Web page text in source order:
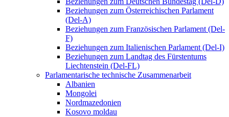
Beziehungen zum Österreichischen Parlament
(Del-A)
Beziehungen zum Französischen Parlament (Del-
F)
Beziehungen zum Italienischen Parlament (Del-I)
Beziehungen zum Landtag des Fürstentums
Liechtenstein (Del-FL)
Parlamentarische technische Zusammenarbeit
Albanien
Mongolei
Nordmazedonien
Kosovo moldau